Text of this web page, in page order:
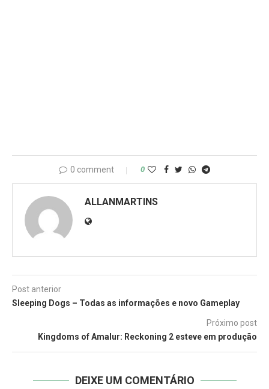
0 comment 0
ALLANMARTINS
Post anterior
Sleeping Dogs – Todas as informações e novo Gameplay
Próximo post
Kingdoms of Amalur: Reckoning 2 esteve em produção
DEIXE UM COMENTÁRIO